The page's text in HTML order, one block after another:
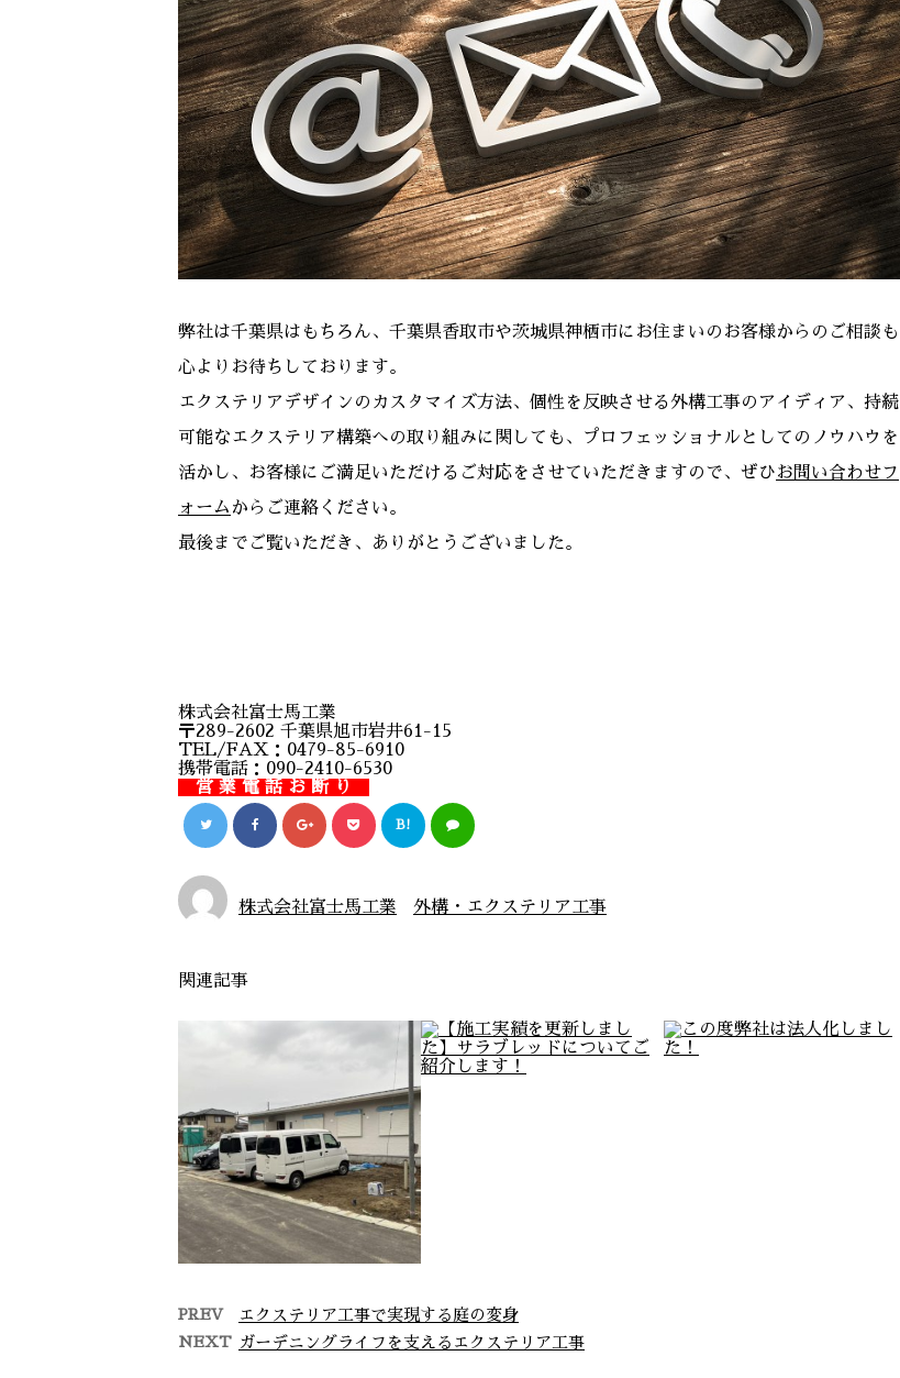
弊社は千葉県はもちろん、千葉県香取市や茨城県神栖市にお住まいのお客様からのご相談も
心よりお待ちしております。
エクステリアデザインのカスタマイズ方法、個性を反映させる外構工事のアイディア、持続
可能なエクステリア構築への取り組みに関しても、プロフェッショナルとしてのノウハウを
活かし、お客様にご満足いただけるご対応をさせていただきますので、ぜひお問い合わせフ
ォーム からご連絡ください。
最後までご覧いただき、ありがとうございました。
株式会社富士馬工業
〒289-2602 千葉県旭市岩井61-15
TEL/FAX：0479-85-6910
携帯電話：090-2410-6530
営 業 電 話 お 断 り
B!
株式会社富士馬工業 外構・エクステリア工事
関連記事
PREV エクステリア工事で実現する庭の変身
NEXT ガーデニングライフを支えるエクステリア工事